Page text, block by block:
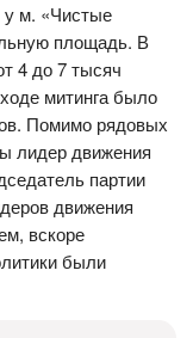
у м. «Чистые
площадь. В
4 до 7 тысяч
митинга было
Помимо рядовых
лидер движения
партии
движения
вскоре
были